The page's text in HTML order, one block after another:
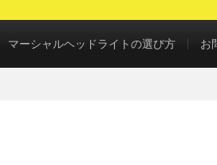
マーシャルヘッドライトの選び方 お